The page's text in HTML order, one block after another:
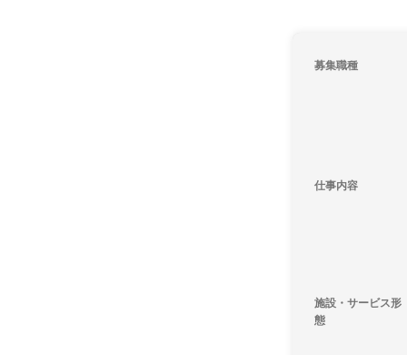
募集職種
仕事内容
施設・サービス形
態